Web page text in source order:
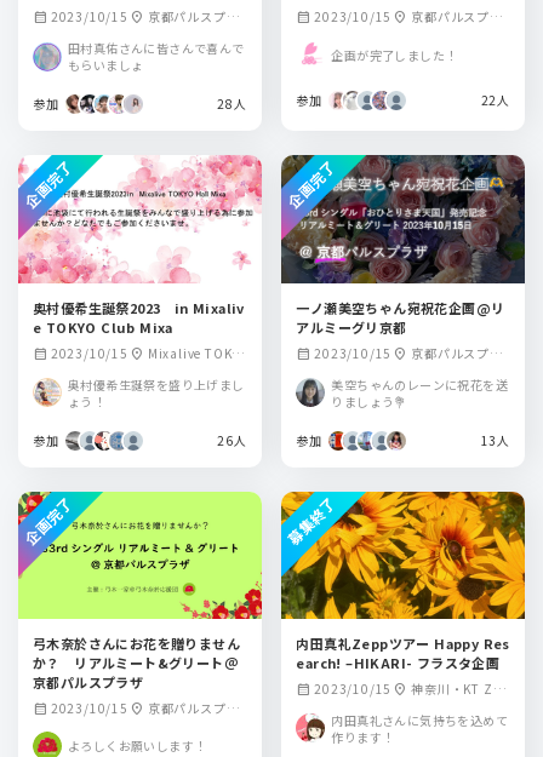
スプラザ
calendar_month 2023/10/15 location_on 京都パルスプラ
田村真佑さんに皆さんで喜んで
もらいましょ
参加 28人
calendar_month 2023/10/15 location_on 京都パルスプラ
企画が完了しました！
参加 22人
奥村優希生誕祭2023 in Mixaliv
e TOKYO Club Mixa
calendar_month 2023/10/15 location_on Mixalive TOKY
奥村優希生誕祭を盛り上げまし
ょう！
参加 26人
企画完了
一ノ瀬美空ちゃん宛祝花企画@リ
アルミーグリ京都
calendar_month 2023/10/15 location_on 京都パルスプラ
美空ちゃんのレーンに祝花を送
りましょう💐
参加 13人
企画完了
弓木奈於さんにお花を贈りません
か？ リアルミート&グリート＠
京都パルスプラザ
calendar_month 2023/10/15 location_on 京都パルスプラ
よろしくお願いします！
企画完了
内田真礼Zeppツアー Happy Res
earch! –HIKARI- フラスタ企画
calendar_month 2023/10/15 location_on 神奈川・KT Zep
内田真礼さんに気持ちを込めて
作ります！
募集終了